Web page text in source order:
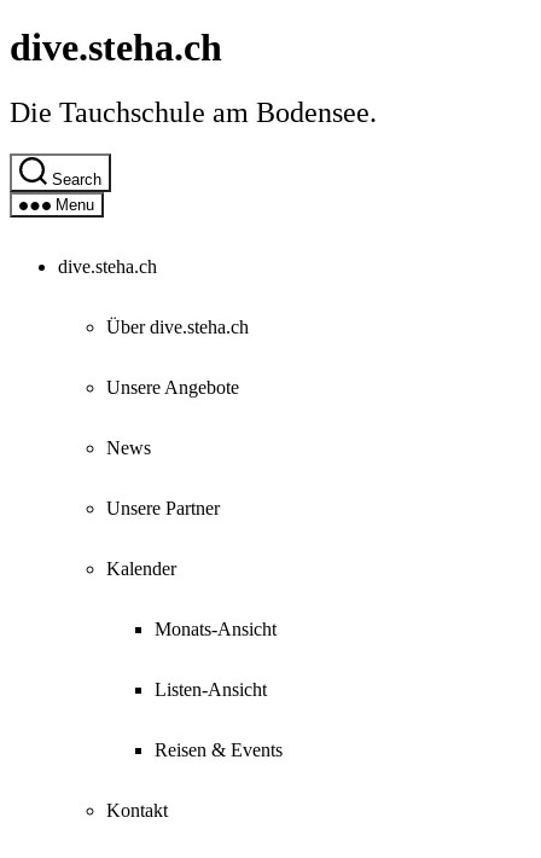
Skip
to
content
dive.steha.ch
Die Tauchschule am Bodensee.
Search
Menu
dive.steha.ch
Über dive.steha.ch
Unsere Angebote
News
Unsere Partner
Kalender
Monats-Ansicht
Listen-Ansicht
Reisen & Events
Kontakt